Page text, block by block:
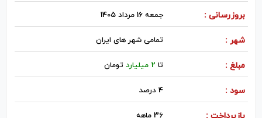
بروزرسانی : جمعه 16 مرداد 1405
شهر : تمامی شهر های ایران
مبلغ : تا 2 میلیارد تومان
سود : 4 درصد
36 ماهه